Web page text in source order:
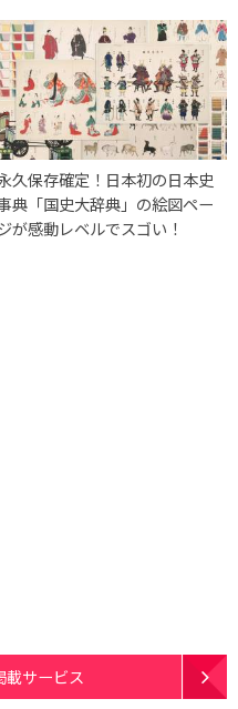
久保存確定！日本初の日本史
典「国史大辞典」の絵図ペー
が感動レベルでスゴい！
載サービス